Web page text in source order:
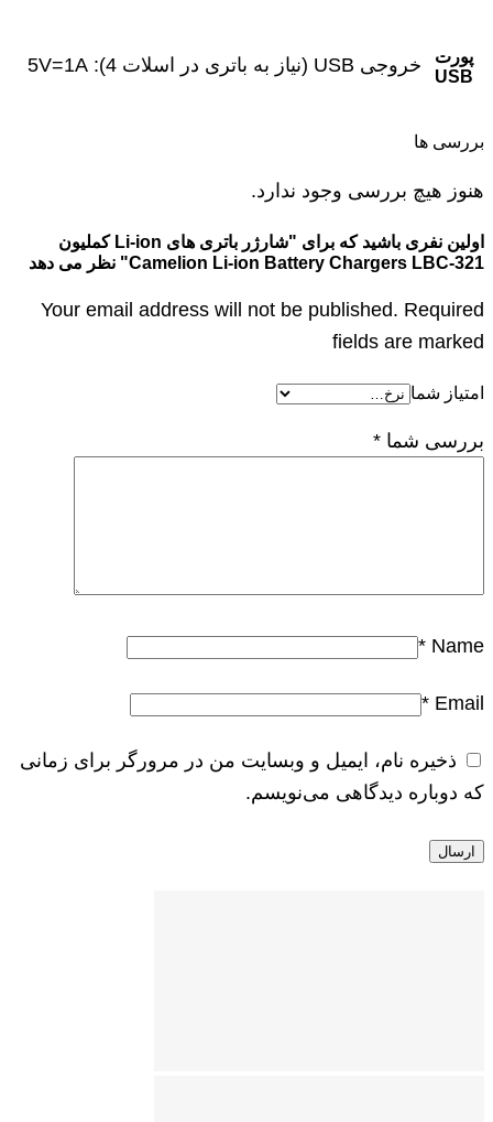
پورت
USB
خروجی USB (نیاز به باتری در اسلات 4): 5V=1A
بررسی ها
هنوز هیچ بررسی وجود ندارد.
اولین نفری باشید که برای "شارژر باتری های Li-ion کملیون
Camelion Li-ion Battery Chargers LBC-321" نظر می دهد
Your email address will not be published. Required
fields are marked
امتیاز شما
بررسی شما *
Name
*
Email
*
ذخیره نام، ایمیل و وبسایت من در مرورگر برای زمانی
که دوباره دیدگاهی می‌نویسم.